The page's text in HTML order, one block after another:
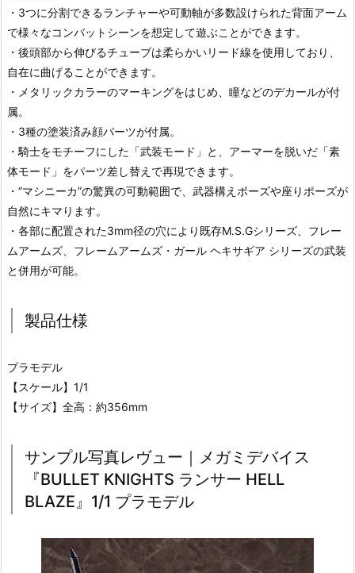
・3つに分割できるランチャーや可動軸が多数設けられた背面アーム
で様々なコンバットシーンを想定して遊ぶことができます。
・後頭部から伸びるチューブは柔らかいリード線を使用しており、
自在に曲げることができます。
・メタリックカラーのマーキングをはじめ、瞳などのデカールが付
属。
・3種の塗装済み顔パーツが付属。
・騎士をモチーフにした「武装モード」と、アーマーを脱いだ「素
体モード」をパーツ差し替えで再現できます。
・“マシニーカ”の驚異の可動範囲で、武器構えポーズや座りポーズが
自然にキマります。
・各部に配置された3mm径の穴により既存M.S.Gシリーズ、フレー
ムアームズ、フレームアームズ・ガール ヘキサギア シリーズの武装
と併用が可能。
製品仕様
プラモデル
【スケール】1/1
【サイズ】全高：約356mm
サンプル写真レヴュー｜メガミデバイス
『BULLET KNIGHTS ランサー HELL
BLAZE』1/1 プラモデル